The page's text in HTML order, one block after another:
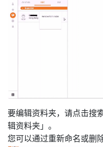
要编辑资料夹，请点击搜
辑资料夹」。
您可以通过重新命名或删